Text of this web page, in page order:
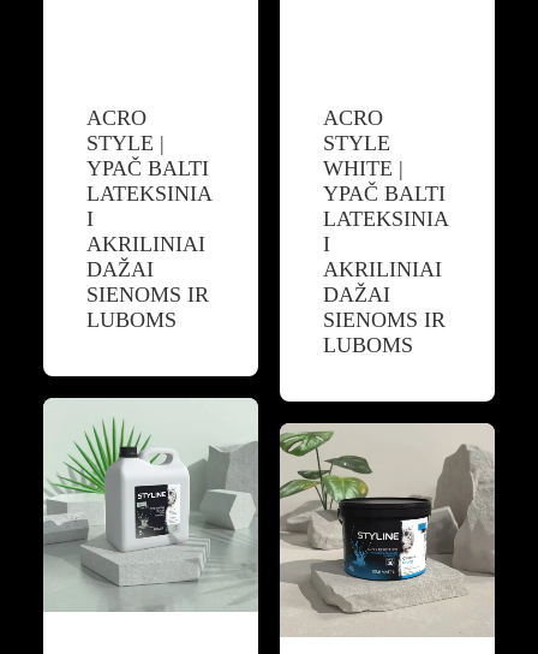
ACRO
STYLE |
YPAČ BALTI
LATEKSINIA
I
AKRILINIAI
DAŽAI
SIENOMS IR
LUBOMS
ACRO
STYLE
WHITE |
YPAČ BALTI
LATEKSINIA
I
AKRILINIAI
DAŽAI
SIENOMS IR
LUBOMS